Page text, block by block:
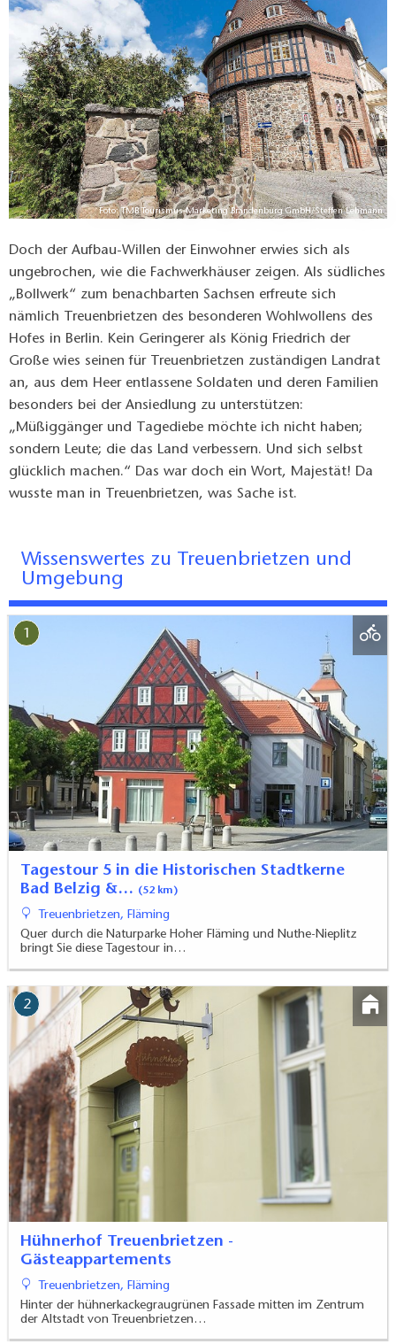
Foto: TMB Tourismus-Marketing Brandenburg GmbH/Steffen Lehmann
Doch der Aufbau-Willen der Einwohner erwies sich als
ungebrochen, wie die Fachwerkhäuser zeigen. Als südliches
„Bollwerk“ zum benachbarten Sachsen erfreute sich
nämlich Treuenbrietzen des besonderen Wohlwollens des
Hofes in Berlin. Kein Geringerer als König Friedrich der
Große wies seinen für Treuenbrietzen zuständigen Landrat
an, aus dem Heer entlassene Soldaten und deren Familien
besonders bei der Ansiedlung zu unterstützen:
„Müßiggänger und Tagediebe möchte ich nicht haben;
sondern Leute; die das Land verbessern. Und sich selbst
glücklich machen.“ Das war doch ein Wort, Majestät! Da
wusste man in Treuenbrietzen, was Sache ist.
Wissenswertes zu Treuenbrietzen und
Umgebung
1
Tagestour 5 in die Historischen Stadtkerne
Bad Belzig &… (52 km)
Treuenbrietzen, Fläming
Quer durch die Naturparke Hoher Fläming und Nuthe-Nieplitz
bringt Sie diese Tagestour in…
2
Hühnerhof Treuenbrietzen -
Gästeappartements
Treuenbrietzen, Fläming
Hinter der hühnerkackegraugrünen Fassade mitten im Zentrum
der Altstadt von Treuenbrietzen…